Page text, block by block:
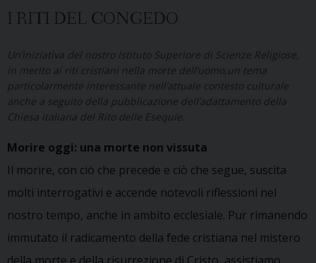
I RITI DEL CONGEDO
Un’iniziativa del nostro Istituto Superiore di Scienze Religiose,
in merito ai riti cristiani nella morte dell’uomo,un tema
particolarmente interessante nell’attuale contesto culturale
anche a seguito della pubblicazione dell’adattamento della
Chiesa italiana del Rito delle Esequie.
Morire oggi: una morte non vissuta
Il morire, con ciò che precede e ciò che segue, suscita
molti interrogativi e accende notevoli riflessioni nel
nostro tempo, anche in ambito ecclesiale. Pur rimanendo
immutato il radicamento della fede cristiana nel mistero